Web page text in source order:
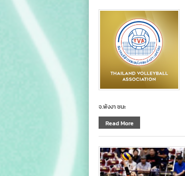
จ.พังงา ชนะ
Read More